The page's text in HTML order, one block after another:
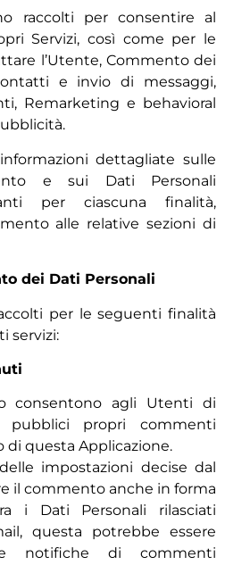
raccolti per consentire al
Servizi, così come per le
l’Utente, Commento dei
e invio di messaggi,
Remarketing e behavioral
dettagliate sulle
e sui Dati Personali
per ciascuna finalità,
alle relative sezioni di
dei Dati Personali
per le seguenti finalità
servizi:
consentono agli Utenti di
pubblici propri commenti
questa Applicazione.
impostazioni decise dal
il commento anche in forma
i Dati Personali rilasciati
questa potrebbe essere
notifiche di commenti